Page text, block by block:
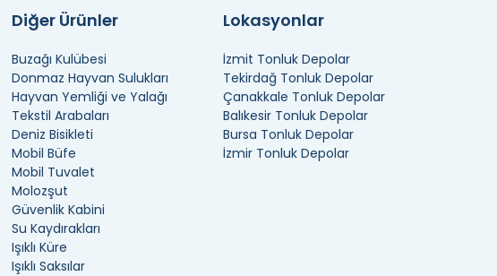
Diğer Ürünler
Buzağı Kulübesi
Donmaz Hayvan Sulukları
Hayvan Yemliği ve Yalağı
Tekstil Arabaları
Deniz Bisikleti
Mobil Büfe
Mobil Tuvalet
Molozşut
Güvenlik Kabini
Su Kaydırakları
Işıklı Küre
Işıklı Saksılar
Lokasyonlar
İzmit Tonluk Depolar
Tekirdağ Tonluk Depolar
Çanakkale Tonluk Depolar
Balıkesir Tonluk Depolar
Bursa Tonluk Depolar
İzmir Tonluk Depolar